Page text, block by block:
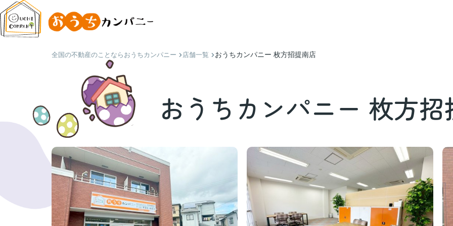
全国の不動産のことならおうちカンパニー 店舗一覧 おうちカンパニー 枚方招提南店
おうちカンパニー 枚方